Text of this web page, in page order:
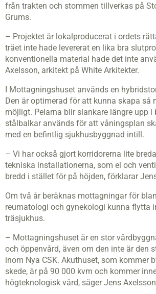
från trakten och stommen tillverkas på
Grums.
– Projektet är lokalproducerat i ordets
träet inte hade levererat en lika bra
konventionella material hade det inte
Axelsson, arkitekt på White Arkitekter.
I Mottagningshuset används en
Den är optimerad för att kunna skapa så
möjligt. Pelarna blir slankare längre upp i
stålbalkar används för att våningsplan
med en befintlig sjukhusbyggnad intill.
– Vi har också gjort korridorerna lite
tekniska installationerna, som el och
bredd i stället för på höjden, förklarar
Om två år beräknas mottagningar för
reumatologi och gynekologi kunna flytta
träsjukhus.
– Mottagningshuset är en stor
och öppenvård, även om den inte är den
inom Nya CSK. Akuthuset, som kommer
skede, är på 90 000 kvm och kommer
högteknologisk vård, säger Jens